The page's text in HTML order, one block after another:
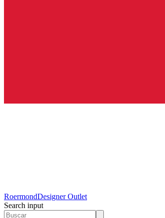
RoermondDesigner Outlet
Search input